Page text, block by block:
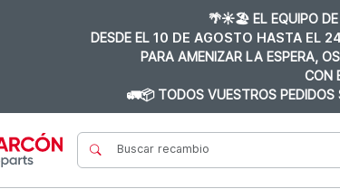
🌴☀️🏖️ EL EQUIPO DE
DESDE EL 10 DE AGOSTO HASTA EL
PARA AMENIZAR LA ESPERA,
CON
🚛📦 TODOS VUESTROS